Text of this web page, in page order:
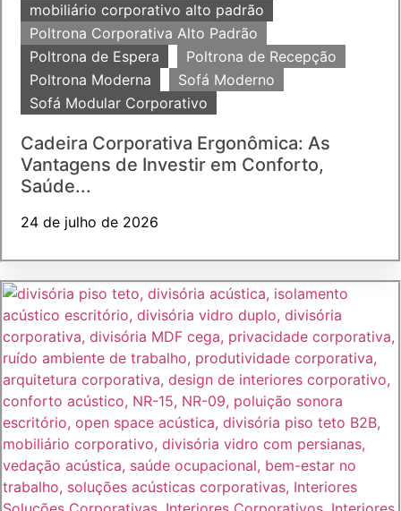
mobiliário corporativo alto padrão
Poltrona Corporativa Alto Padrão
Poltrona de Espera
Poltrona de Recepção
Poltrona Moderna
Sofá Moderno
Sofá Modular Corporativo
Cadeira Corporativa Ergonômica: As
Vantagens de Investir em Conforto,
Saúde...
24 de julho de 2026